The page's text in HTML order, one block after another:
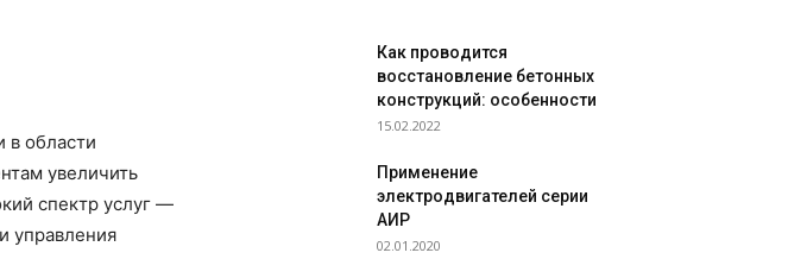
в области
увеличить
спектр услуг —
управления
Как проводится
восстановление бетонных
конструкций: особенности
15.02.2022
Применение
электродвигателей серии
АИР
02.01.2020